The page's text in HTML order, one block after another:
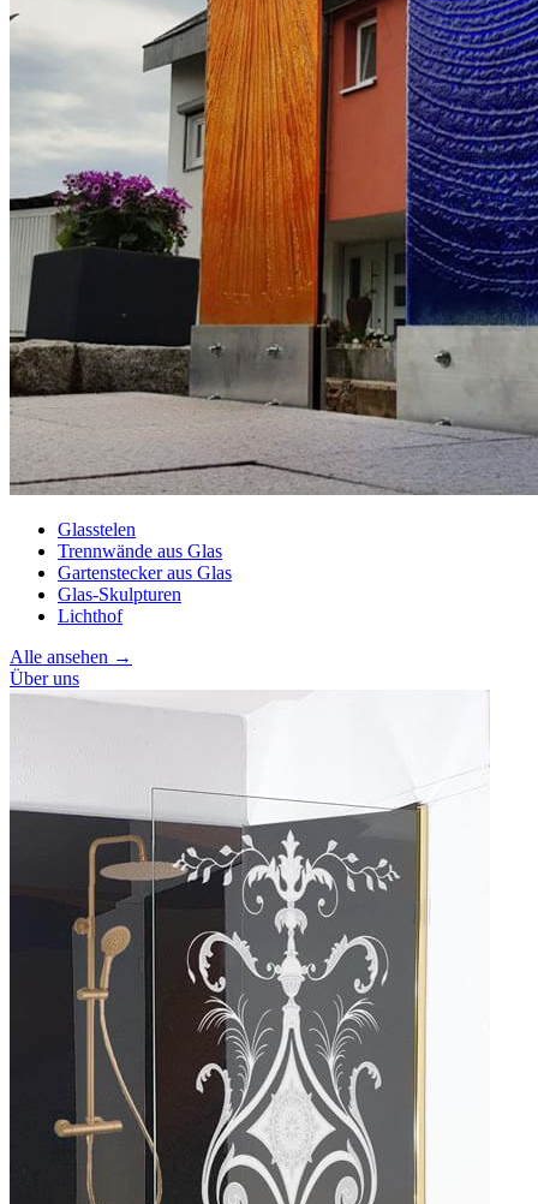
Glasstelen
Trennwände aus Glas
Gartenstecker aus Glas
Glas-Skulpturen
Lichthof
Alle ansehen →
Über uns